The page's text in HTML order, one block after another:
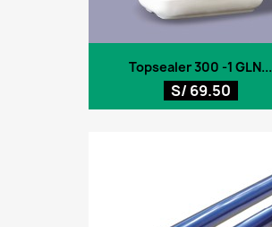
Topsealer 300 -1 GLN...
S/ 69.50